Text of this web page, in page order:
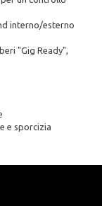
interno/esterno
"Gig Ready",
e sporcizia